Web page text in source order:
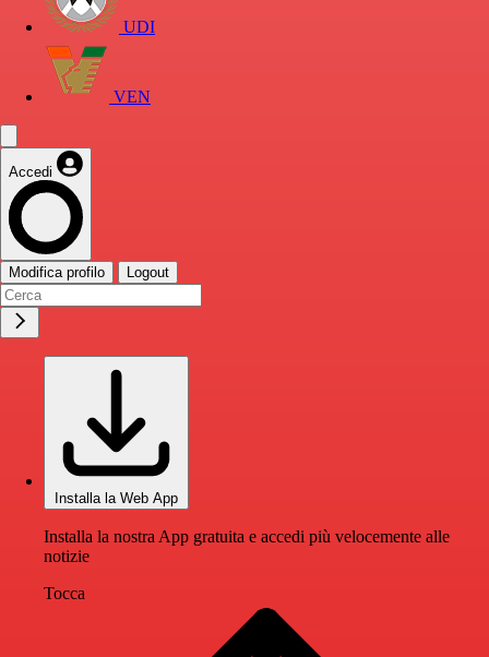
UDI
VEN
Accedi
Modifica profilo Logout
Installa la Web App
Installa la nostra App gratuita e accedi più velocemente alle
notizie
Tocca